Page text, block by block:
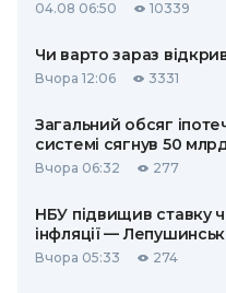
04.08 06:50 10339
Чи варто зараз
Вчора 12:06 3331
Загальний обсяг
системі сягнув 50
Вчора 06:32 277
НБУ підвищив ставку
інфляції —
Вчора 05:33 274